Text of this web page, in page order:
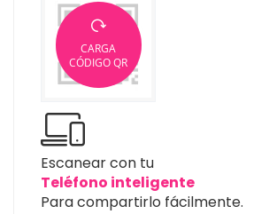
CARGA
CÓDIGO QR
Escanear con tu
Teléfono inteligente
Para compartirlo fácilmente.